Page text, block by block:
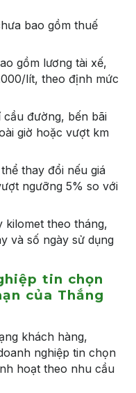
bao gồm thuế
gồm lương tài xế,
lít, theo định mức
cầu đường, bến bãi
giờ hoặc vượt km
thay đổi nếu giá
ngưỡng 5% so với
kilomet theo tháng,
và số ngày sử dụng
tin chọn
của Thắng
khách hàng,
nghiệp tin chọn
hoạt theo nhu cầu